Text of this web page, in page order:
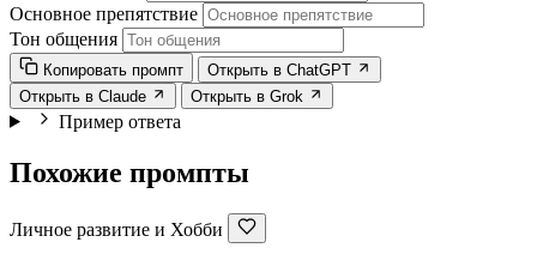
Основное препятствие
Тон общения
Копировать промпт
Открыть в ChatGPT
Открыть в Claude
Открыть в Grok
Пример ответа
Похожие промпты
Личное развитие и Хобби